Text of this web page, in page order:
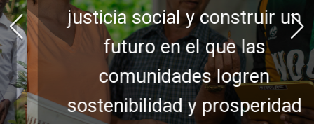
justicia social y construir un
futuro en el que las
comunidades logren
sostenibilidad y prosperidad